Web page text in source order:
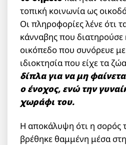
τοπική κοινωνία ως
Οι πληροφορίες λένε ότι
κάνναβης που
οικόπεδο που συνόρευε με
ιδιοκτησία που είχε τα
δίπλα για να μη
ο ένοχος, ενώ την
χωράφι του.
Η αποκάλυψη ότι η σορός
βρέθηκε θαμμένη μέσα